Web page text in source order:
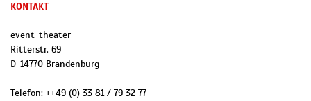
KONTAKT
event-theater
Ritterstr. 69
D-14770 Brandenburg
Telefon: ++49 (0) 33 81 / 79 32 77